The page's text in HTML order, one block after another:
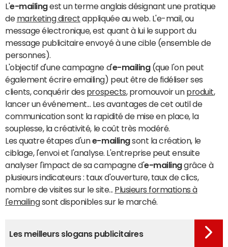
L'e-mailingest un terme anglais désignant une pratique
de marketing direct appliquée au web. L'e-mail, ou
message électronique, est quant à lui le support du
message publicitaire envoyé à une cible (ensemble de
personnes).
L'objectif d'une campagne d'e-mailing(que l'on peut
également écrire emailing) peut être de fidéliser ses
clients, conquérir des prospects, promouvoir un produit,
lancer un événement... Les avantages de cet outil de
communication sont la rapidité de mise en place, la
souplesse, la créativité, le coût très modéré.
Les quatre étapes d'une-mailingsont la création, le
ciblage, l'envoi et l'analyse. L'entreprise peut ensuite
analyser l'impact de sa campagne d'e-mailinggrâce à
plusieurs indicateurs : taux d'ouverture, taux de clics,
nombre de visites sur le site... Plusieurs formations à
l'emailingsont disponibles sur le marché.
Les meilleurs slogans publicitaires